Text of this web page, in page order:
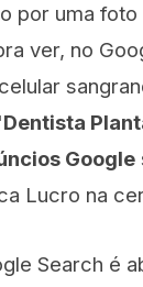
por uma
ver, no
Google
Lucro na
Search é